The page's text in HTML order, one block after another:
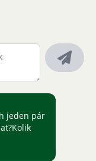
jeden pár